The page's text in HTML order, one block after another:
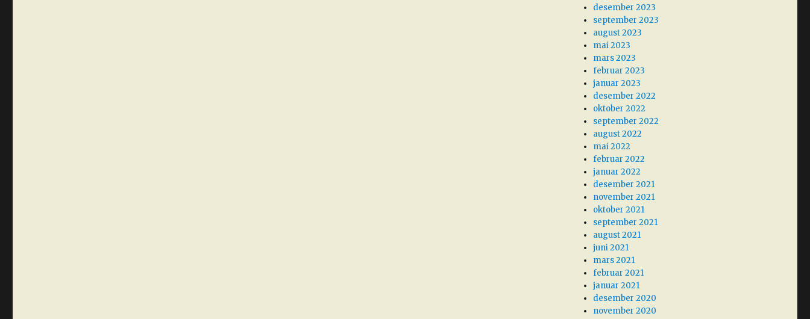
desember 2023
september 2023
august 2023
mai 2023
mars 2023
februar 2023
januar 2023
desember 2022
oktober 2022
september 2022
august 2022
mai 2022
februar 2022
januar 2022
desember 2021
november 2021
oktober 2021
september 2021
august 2021
juni 2021
mars 2021
februar 2021
januar 2021
desember 2020
november 2020